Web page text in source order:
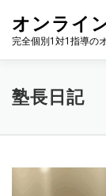
オンライ
完全個別1対1指導の
HOME
塾長日記